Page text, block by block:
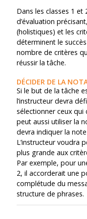
Dans les classes 1 et
d’évaluation
(holistiques) et les
déterminent le
nombre de critères
réussir la tâche.
DÉCIDER DE LA
Si le but de la tâche
l’instructeur devra
sélectionner ceux
peut aussi utiliser la
devra indiquer la
L’instructeur voudra
plus grande aux
Par exemple, pour
2, il accorderait une
complétude du
structure de phrases.